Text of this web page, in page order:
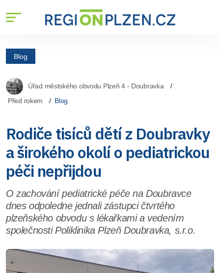
Blog
Úřad městského obvodu Plzeň 4 - Doubravka
Před rokem
Blog
Rodiče tisíců dětí z Doubravky
a širokého okolí o pediatrickou
péči nepřijdou
O zachování pediatrické péče na Doubravce
dnes odpoledne jednali zástupci čtvrtého
plzeňského obvodu s lékařkami a vedením
společnosti Poliklinika Plzeň Doubravka, s.r.o.